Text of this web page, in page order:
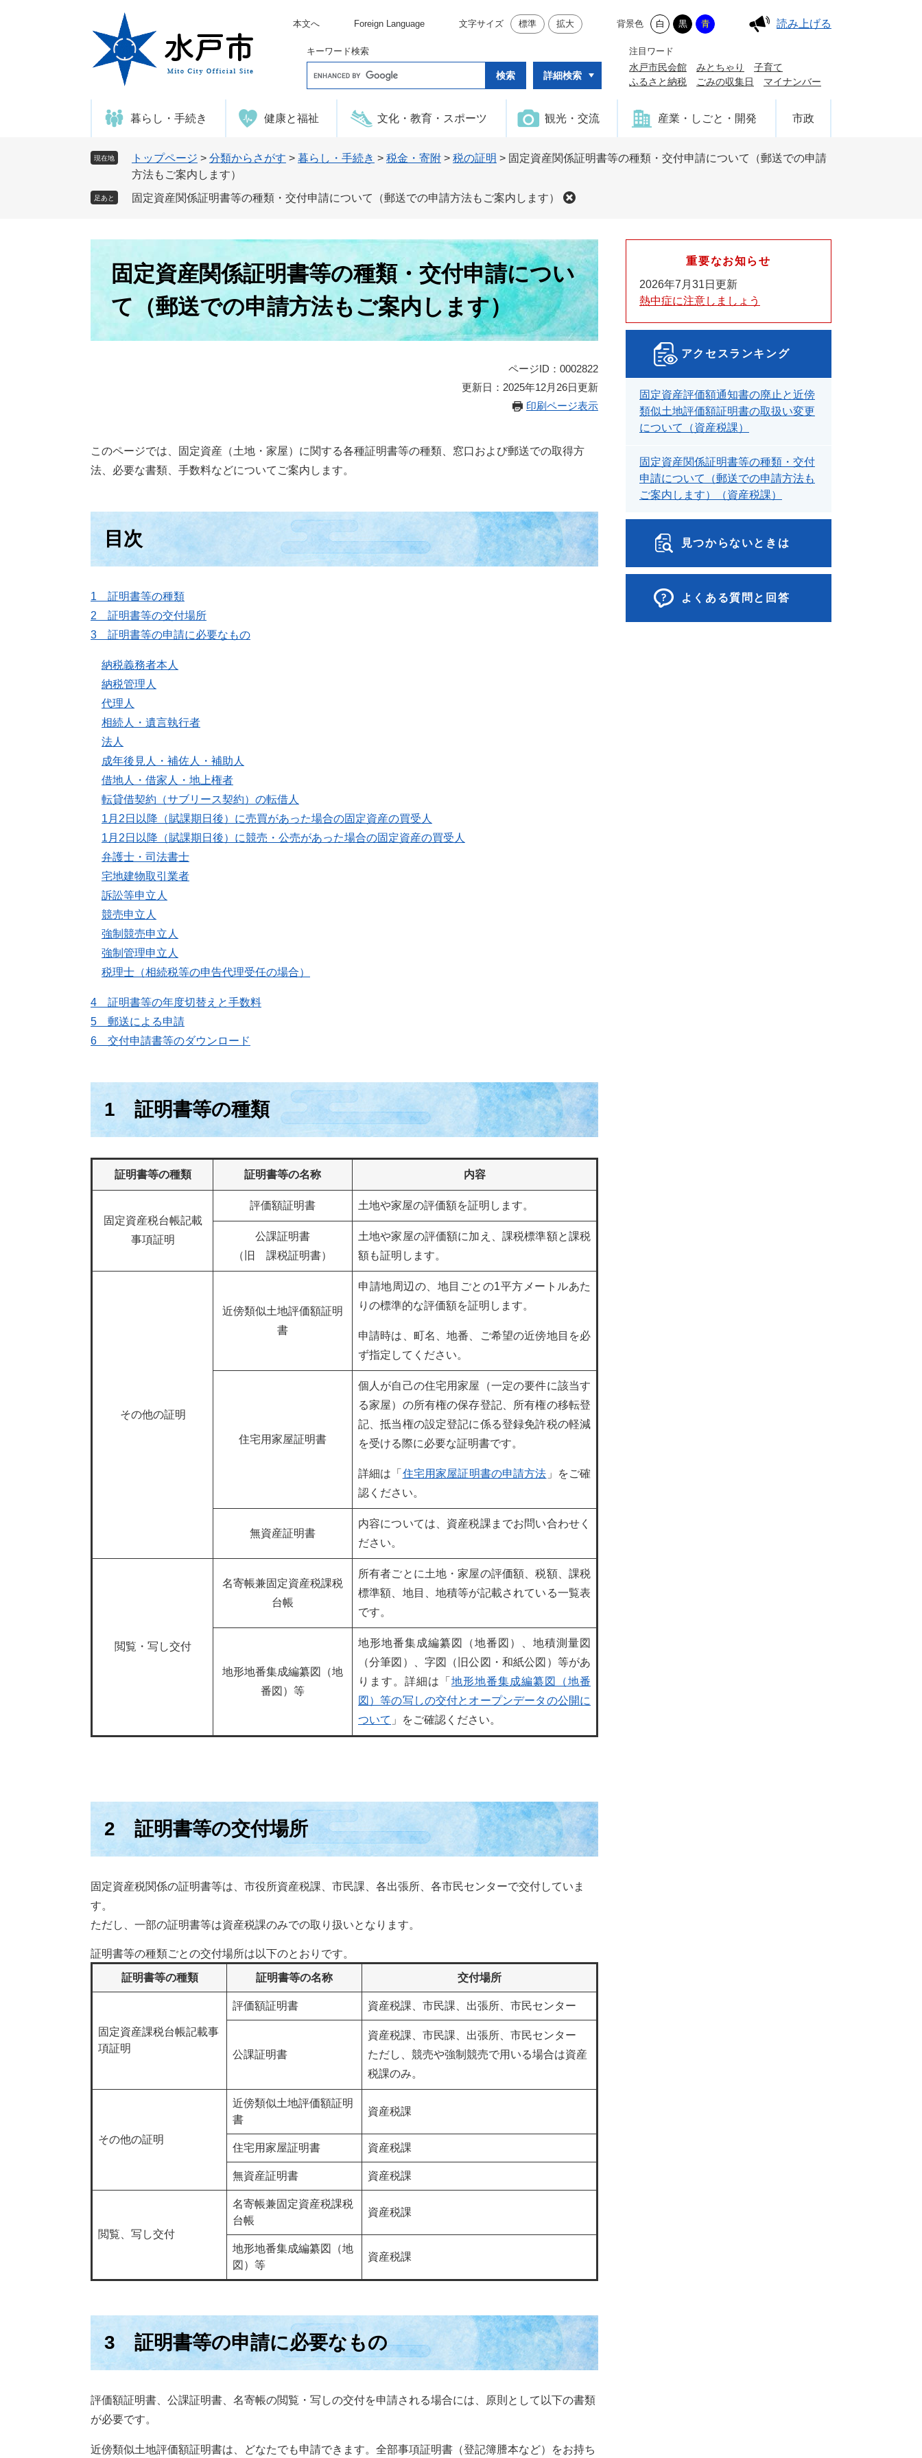
本文へ Foreign Language 文字サイズ 標準 拡大 背景色 白 黒 青 読み上げる
キーワード検索
o
e
タ
ム
詳細検索
注目ワード
水戸市民会館 みとちゃり
子育て
ふるさと納税
ごみの収集日 マイナンバー
暮らし・手続き 健康と福祉 文化・教育・スポーツ 観光・交流 産業・しごと・開発 市政
現在地 トップページ > 分類からさがす > 暮らし・手続き > 税金・寄附 > 税の証明 > 固定資産関係証明書等の種類・交付申請について（郵送での申請
方法もご案内します）
足あと 固定資産関係証明書等の種類・交付申請について（郵送での申請方法もご案内します）
固定資産関係証明書等の種類・交付申請につい
て（郵送での申請方法もご案内します）
ページID：0002822
更新日：2025年12月26日更新
印刷ページ表示
このページでは、固定資産（土地・家屋）に関する各種証明書等の種類、窓口および郵送での取得方
法、必要な書類、手数料などについてご案内します。
目次
1 証明書等の種類
2 証明書等の交付場所
3 証明書等の申請に必要なもの
納税義務者本人
納税管理人
代理人
相続人・遺言執行者
法人
成年後見人・補佐人・補助人
借地人・借家人・地上権者
転貸借契約（サブリース契約）の転借人
1月2日以降（賦課期日後）に売買があった場合の固定資産の買受人
1月2日以降（賦課期日後）に競売・公売があった場合の固定資産の買受人
弁護士・司法書士
宅地建物取引業者
訴訟等申立人
競売申立人
強制競売申立人
強制管理申立人
税理士（相続税等の申告代理受任の場合）
4 証明書等の年度切替えと手数料
5 郵送による申請
6 交付申請書等のダウンロード
1 証明書等の種類
証明書等の種類 証明書等の名称 内容
固定資産税台帳記載
事項証明
評価額証明書 土地や家屋の評価額を証明します。
公課証明書
（旧 課税証明書）
土地や家屋の評価額に加え、課税標準額と課税
額も証明します。
その他の証明
近傍類似土地評価額証明
書
申請地周辺の、地目ごとの1平方メートルあた
りの標準的な評価額を証明します。
申請時は、町名、地番、ご希望の近傍地目を必
ず指定してください。
住宅用家屋証明書
個人が自己の住宅用家屋（一定の要件に該当す
る家屋）の所有権の保存登記、所有権の移転登
記、抵当権の設定登記に係る登録免許税の軽減
を受ける際に必要な証明書です。
詳細は「 住宅用家屋証明書の申請方法 」をご確
認ください。
無資産証明書
内容については、資産税課までお問い合わせく
ださい。
閲覧・写し交付
名寄帳兼固定資産税課税
台帳
所有者ごとに土地・家屋の評価額、税額、課税
標準額、地目、地積等が記載されている一覧表
です。
地形地番集成編纂図（地
番図）等
地形地番集成編纂図（地番図）、地積測量図
（分筆図）、字図（旧公図・和紙公図）等があ
ります。詳細は「 地形地番集成編纂図（地番
図）等の写しの交付とオープンデータの公開に
ついて 」をご確認ください。
2 証明書等の交付場所
固定資産税関係の証明書等は、市役所資産税課、市民課、各出張所、各市民センターで交付していま
す。
ただし、一部の証明書等は資産税課のみでの取り扱いとなります。
証明書等の種類ごとの交付場所は以下のとおりです。
証明書等の種類 証明書等の名称 交付場所
固定資産課税台帳記載事
項証明
評価額証明書 資産税課、市民課、出張所、市民センター
公課証明書
資産税課、市民課、出張所、市民センター
ただし、競売や強制競売で用いる場合は資産
税課のみ。
その他の証明
近傍類似土地評価額証明
書
資産税課
住宅用家屋証明書 資産税課
無資産証明書 資産税課
閲覧、写し交付
​名寄帳兼固定資産税課税
台帳
資産税課
地形地番集成編纂図（地
図）等
資産税課
3 証明書等の申請に必要なもの
評価額証明書、公課証明書、名寄帳の閲覧・写しの交付を申請される場合には、原則として以下の書類
が必要です。
近傍類似土地評価額証明書は、どなたでも申請できます。全部事項証明書（登記簿謄本など）をお持ち
重要なお知らせ
2026年7月31日更新
熱中症に注意しましょう
アクセスランキング
固定資産評価額通知書の廃止と近傍
類似土地評価額証明書の取扱い変更
について（資産税課）
固定資産関係証明書等の種類・交付
申請について（郵送での申請方法も
ご案内します）（資産税課）
見つからないときは
よくある質問と回答